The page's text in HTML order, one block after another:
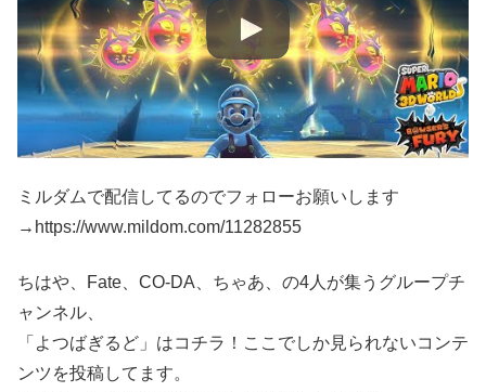
ミルダムで配信してるのでフォローお願いします
→https://www.mildom.com/11282855
ちはや、Fate、CO-DA、ちゃあ、の4人が集うグループチ
ャンネル、
「よつばぎるど」はコチラ！ここでしか見られないコンテ
ンツを投稿してます。